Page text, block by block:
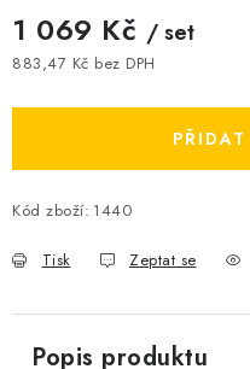
1 069 Kč / set
883,47 Kč bez DPH
Kód zboží: 1440
Tisk Zeptat se
Popis produktu